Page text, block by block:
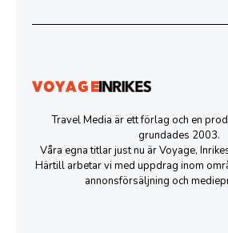
Travel Media är ett förlag och en
grundades 2003.
Våra egna titlar just nu är Voyage,
Härtill arbetar vi med uppdrag inom
annonsförsäljning och